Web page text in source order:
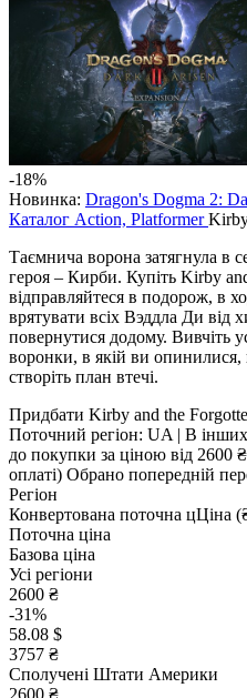
-18%
Новинка: Dragon's Dogma 2:
Каталог Action, Platformer
Таємнича ворона затягнула в
героя – Кирби. Купіть Kirby
відправляйтеся в подорож, в
врятувати всіх Вэддла Ди від
повернутися додому. Вивчіть
воронки, в якій ви опинилися,
створіть план втечі.
Придбати Kirby and the
Поточний регіон: UA | В
до покупки за ціною від 2600 ₴
оплаті) Обрано попередній
Регіон
Конвертована поточна цЦіна
Поточна ціна
Базова ціна
Усі регіони
2600 ₴
-31%
58.08 $
3757 ₴
Сполучені Штати Америки
2600 ₴